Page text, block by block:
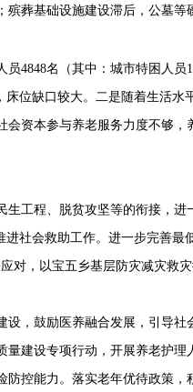
葬基础设施建设滞后，公墓等
员4848名（其中：城市特困人员
床位缺口较大。二是随着生活水
资本参与养老服务力度不够，
生工程、脱贫攻坚等的衔接，进
进社会救助工作。 进一步完善最
对，以宝五乡基层防灾减灾救
设，鼓励医养融合发展，引导社
量建设专项行动，开展养老护理
控能力。落实老年优待政策，